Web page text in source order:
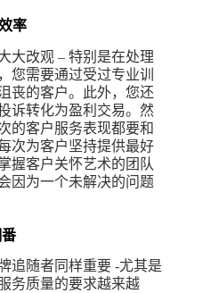
率
大改观 – 特别是在处理
您需要通过受过专业训
丧的客户。此外，您还
诉转化为盈利交易。然
的客户服务表现都要和
次为客户坚持提供最好
握客户关怀艺术的团队
因为一个未解决的问题
追随者同样重要 -尤其是
务质量的要求越来越